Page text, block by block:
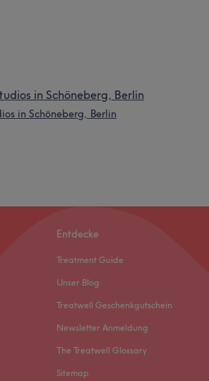
in Schöneberg, Berlin
in Schöneberg, Berlin
Entdecke
Treatment Guide
Unser Blog
Treatwell Geschenkgutschein
Newsletter Anmeldung
The Treatwell Glossary
Sitemap